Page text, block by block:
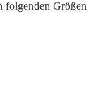
folgenden Größen